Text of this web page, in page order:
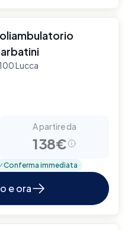
Lucca
A partire da
138€
Conferma immediata
e ora